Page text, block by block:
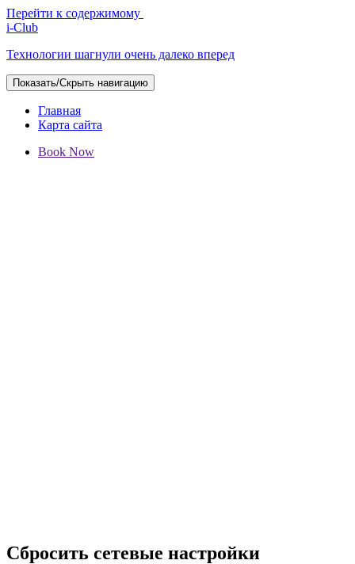
Перейти к содержимому
i-Club
Технологии шагнули очень далеко вперед
Показать/Скрыть навигацию
Главная
Карта сайта
Book Now
Сбросить сетевые настройки